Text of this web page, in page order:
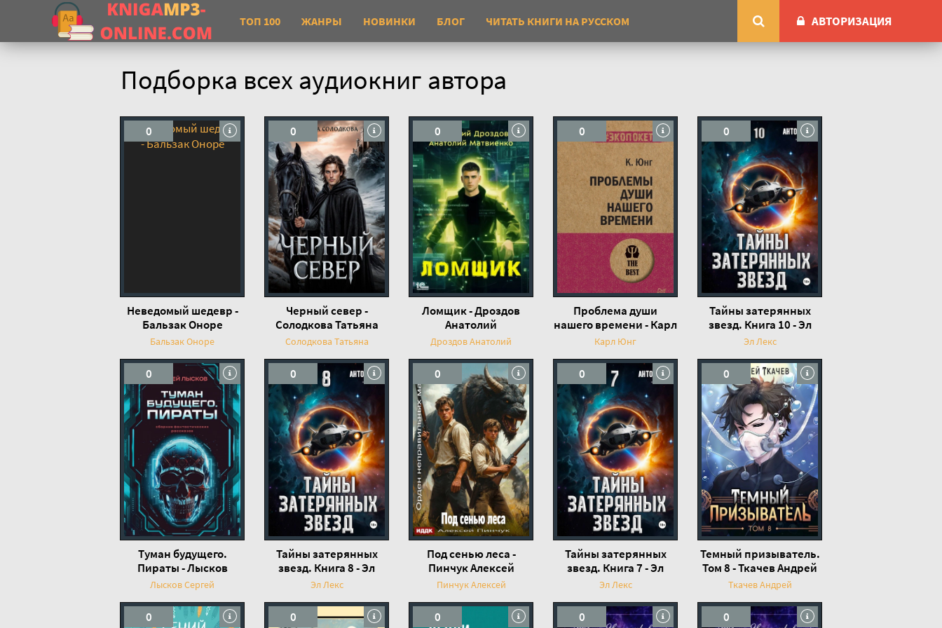
ТОП 100 ЖАНРЫ НОВИНКИ БЛОГ ЧИТАТЬ КНИГИ НА РУССКОМ АВТОРИЗАЦИЯ
Подборка всех аудиокниг автора
0
Неведомый шедевр -
Бальзак Оноре
Бальзак Оноре
0
Черный север -
Солодкова Татьяна
Солодкова Татьяна
0
Ломщик - Дроздов
Анатолий
Дроздов Анатолий
0
Проблема души
нашего времени - Карл
Юнг
Карл Юнг
0
Тайны затерянных
звезд. Книга 10 - Эл
Лекс
Эл Лекс
0
Туман будущего.
Пираты - Лысков
Сергей
Лысков Сергей
0
Тайны затерянных
звезд. Книга 8 - Эл
Лекс
Эл Лекс
0
Под сенью леса -
Пинчук Алексей
Пинчук Алексей
0
Тайны затерянных
звезд. Книга 7 - Эл
Лекс
Эл Лекс
0
Темный призыватель.
Том 8 - Ткачев Андрей
Ткачев Андрей
0 0 0 0 0